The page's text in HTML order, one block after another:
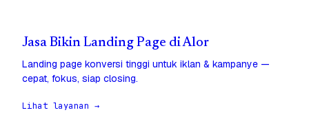
Jasa Bikin Landing Page di Alor
Landing page konversi tinggi untuk iklan & kampanye —
cepat, fokus, siap closing.
Lihat layanan →